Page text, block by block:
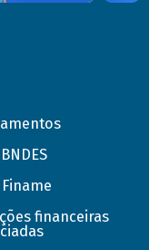
Finame
financeiras